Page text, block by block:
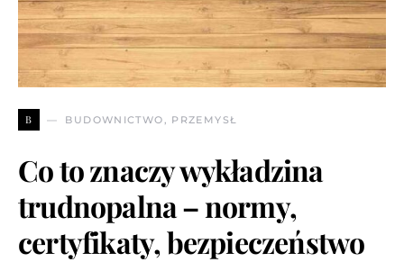
B BUDOWNICTWO, PRZEMYSŁ
Co to znaczy wykładzina
trudnopalna – normy,
certyfikaty, bezpieczeństwo